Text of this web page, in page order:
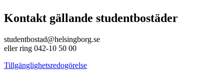
Kontakt gällande studentbostäder
studentbostad@helsingborg.se
eller ring 042-10 50 00
Tillgänglighetsredogörelse